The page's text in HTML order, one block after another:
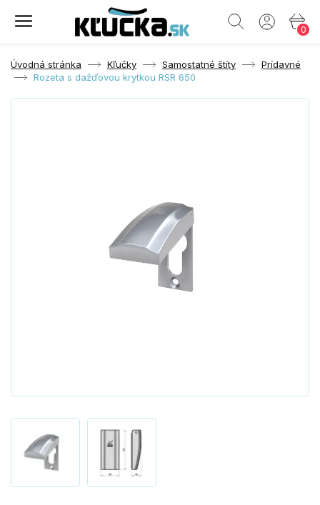
0
Úvodná stránka Kľučky Samostatné štíty
Prídavné
Rozeta s dažďovou krytkou RSR 650